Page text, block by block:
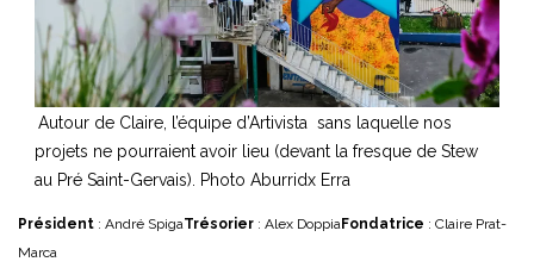
Autour de Claire, l’équipe d’Artivista sans laquelle nos
projets ne pourraient avoir lieu (devant la fresque de Stew
au Pré Saint-Gervais). Photo Aburridx Erra
Président : André SpigaTrésorier : Alex DoppiaFondatrice : Claire Prat-
Marca